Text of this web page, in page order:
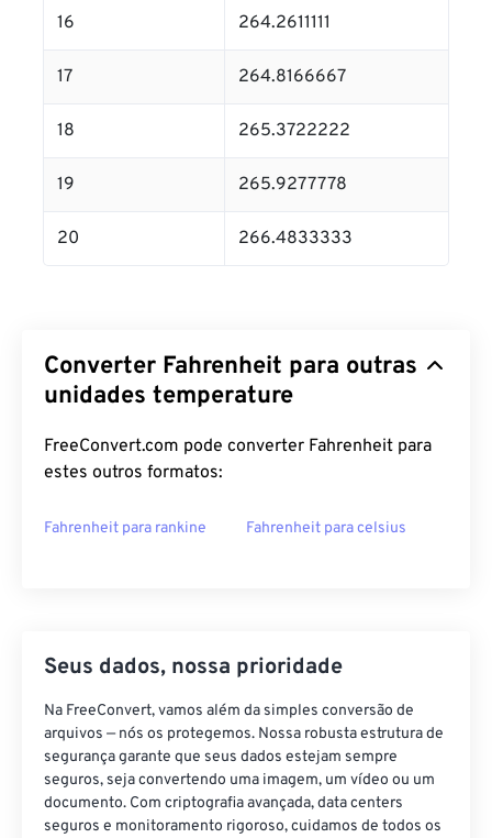
16 264.2611111
17 264.8166667
18 265.3722222
19 265.9277778
20 266.4833333
Converter Fahrenheit para outras
unidades temperature
FreeConvert.com pode converter Fahrenheit para
estes outros formatos:
Fahrenheit para rankine Fahrenheit para celsius
Seus dados, nossa prioridade
Na FreeConvert, vamos além da simples conversão de
arquivos — nós os protegemos. Nossa robusta estrutura de
segurança garante que seus dados estejam sempre
seguros, seja convertendo uma imagem, um vídeo ou um
documento. Com criptografia avançada, data centers
seguros e monitoramento rigoroso, cuidamos de todos os